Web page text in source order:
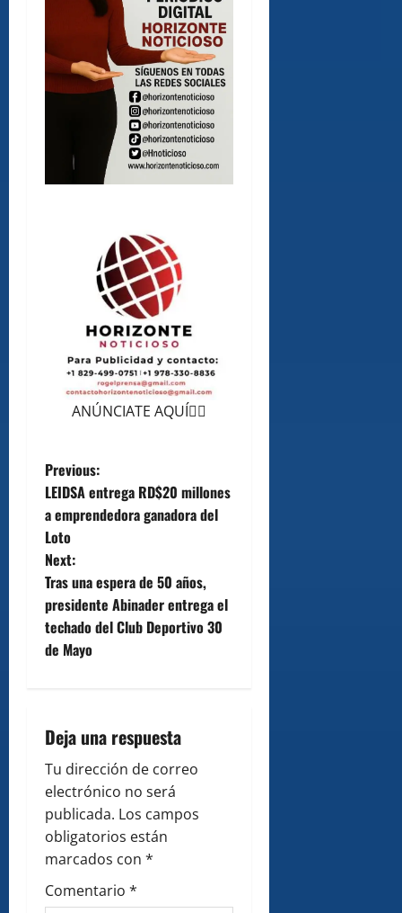
ANÚNCIATE AQUÍ👆🏻
P
o
s
t
n
a
i
g
a
t
i
Previous:
LEIDSA entrega RD$20 millones
a emprendedora ganadora del
Loto
Next:
Tras una espera de 50 años,
presidente Abinader entrega el
techado del Club Deportivo 30
de Mayo
Deja una respuesta
Tu dirección de correo
electrónico no será
publicada. Los campos
obligatorios están
marcados con *
Comentario *